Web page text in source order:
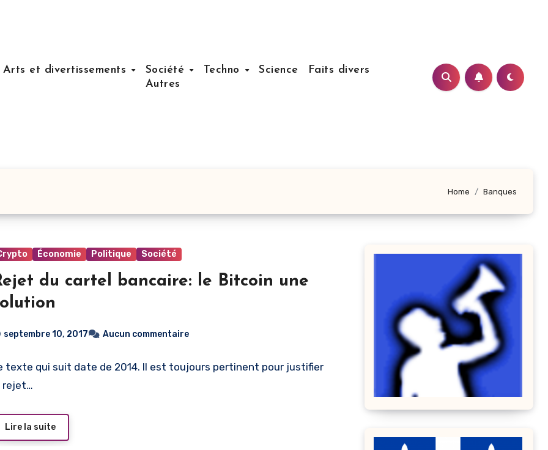
Arts et divertissements Société Techno Science
Faits divers
Autres
Home Banques
Économie Politique Société
du cartel bancaire: le Bitcoin une
septembre 10, 2017 Aucun commentaire
texte qui suit date de 2014. Il est toujours pertinent pour justifier
rejet…
Lire la suite